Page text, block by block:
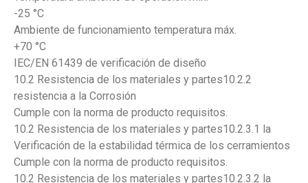
-25 °C
Ambiente de funcionamiento temperatura máx.
+70 °C
IEC/EN 61439 de verificación de diseño
10.2 Resistencia de los materiales y partes10.2.2
resistencia a la Corrosión
Cumple con la norma de producto requisitos.
10.2 Resistencia de los materiales y partes10.2.3.1 la
Verificación de la estabilidad térmica de los cerramientos
Cumple con la norma de producto requisitos.
10.2 Resistencia de los materiales y partes10.2.3.2 la